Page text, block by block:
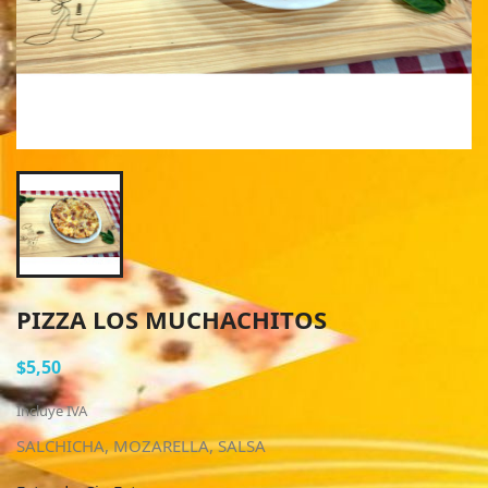
PIZZA LOS MUCHACHITOS
$5,50
Incluye IVA
SALCHICHA, MOZARELLA, SALSA